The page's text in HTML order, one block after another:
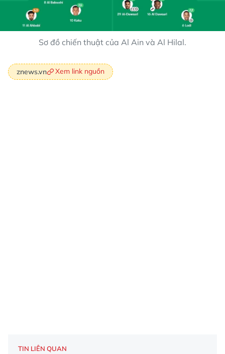
Sơ đồ chiến thuật của Al Ain và Al Hilal.
znews.vn Xem link nguồn
TIN LIÊN QUAN